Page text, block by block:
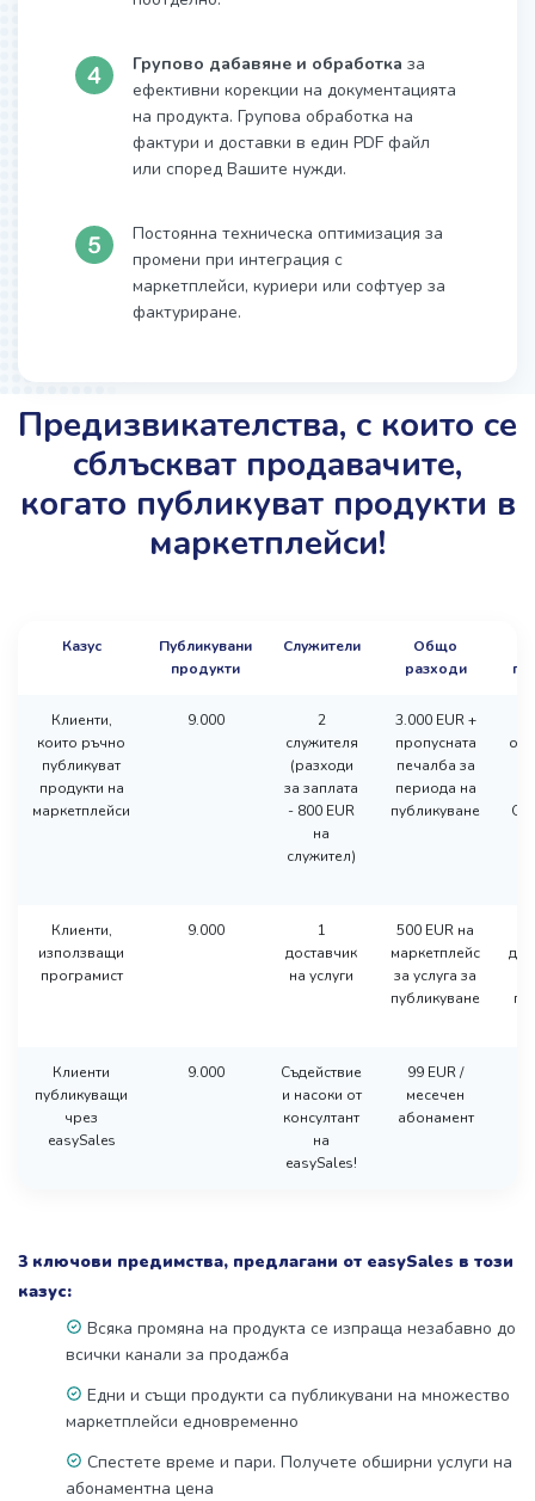
Групово дабавяне и обработка за
ефективни корекции на документацията
на продукта. Групова обработка на
фактури и доставки в един PDF файл
или според Вашите нужди.
Постоянна техническа оптимизация за
промени при интеграция с
маркетплейси, куриери или софтуер за
фактуриране.
Предизвикателства, с които се
сблъскват продавачите,
когато публикуват продукти в
маркетплейси!
Казус
Публикувани
продукти
Служители
Общо
разходи
Клиенти,
които ръчно
публикуват
продукти на
маркетплейси
9.000
2
служителя
(разходи
за заплата
- 800 EUR
на
служител)
3.000 EUR +
пропусната
печалба за
периода на
публикуване
Клиенти,
използващи
програмист
9.000
1
доставчик
на услуги
500 EUR на
маркетплейс
за услуга за
публикуване
Клиенти
публикуващи
чрез
easySales
9.000
Съдействие
и насоки от
консултант
на
easySales!
99 EUR /
месечен
абонамент
3 ключови предимства, предлагани от easySales в този
казус:
Всяка промяна на продукта се изпраща незабавно до
всички канали за продажба
Едни и същи продукти са публикувани на множество
маркетплейси едновременно
Спестете време и пари. Получете обширни услуги на
абонаментна цена